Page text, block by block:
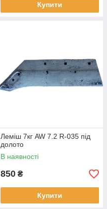
Купити
Леміш 7кг AW 7.2 R-035 під
долото
В наявності
850 ₴
Купити